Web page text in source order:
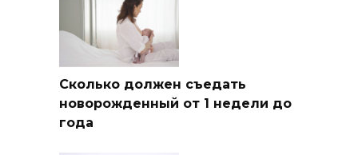
Сколько должен съедать
новорожденный от 1 недели до
года